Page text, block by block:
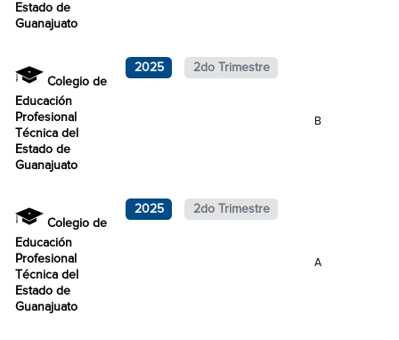
Estado de
Guanajuato
Colegio de
Educación
Profesional
Técnica del
Estado de
Guanajuato
2025 2do Trimestre
B
Colegio de
Educación
Profesional
Técnica del
Estado de
Guanajuato
2025 2do Trimestre
A